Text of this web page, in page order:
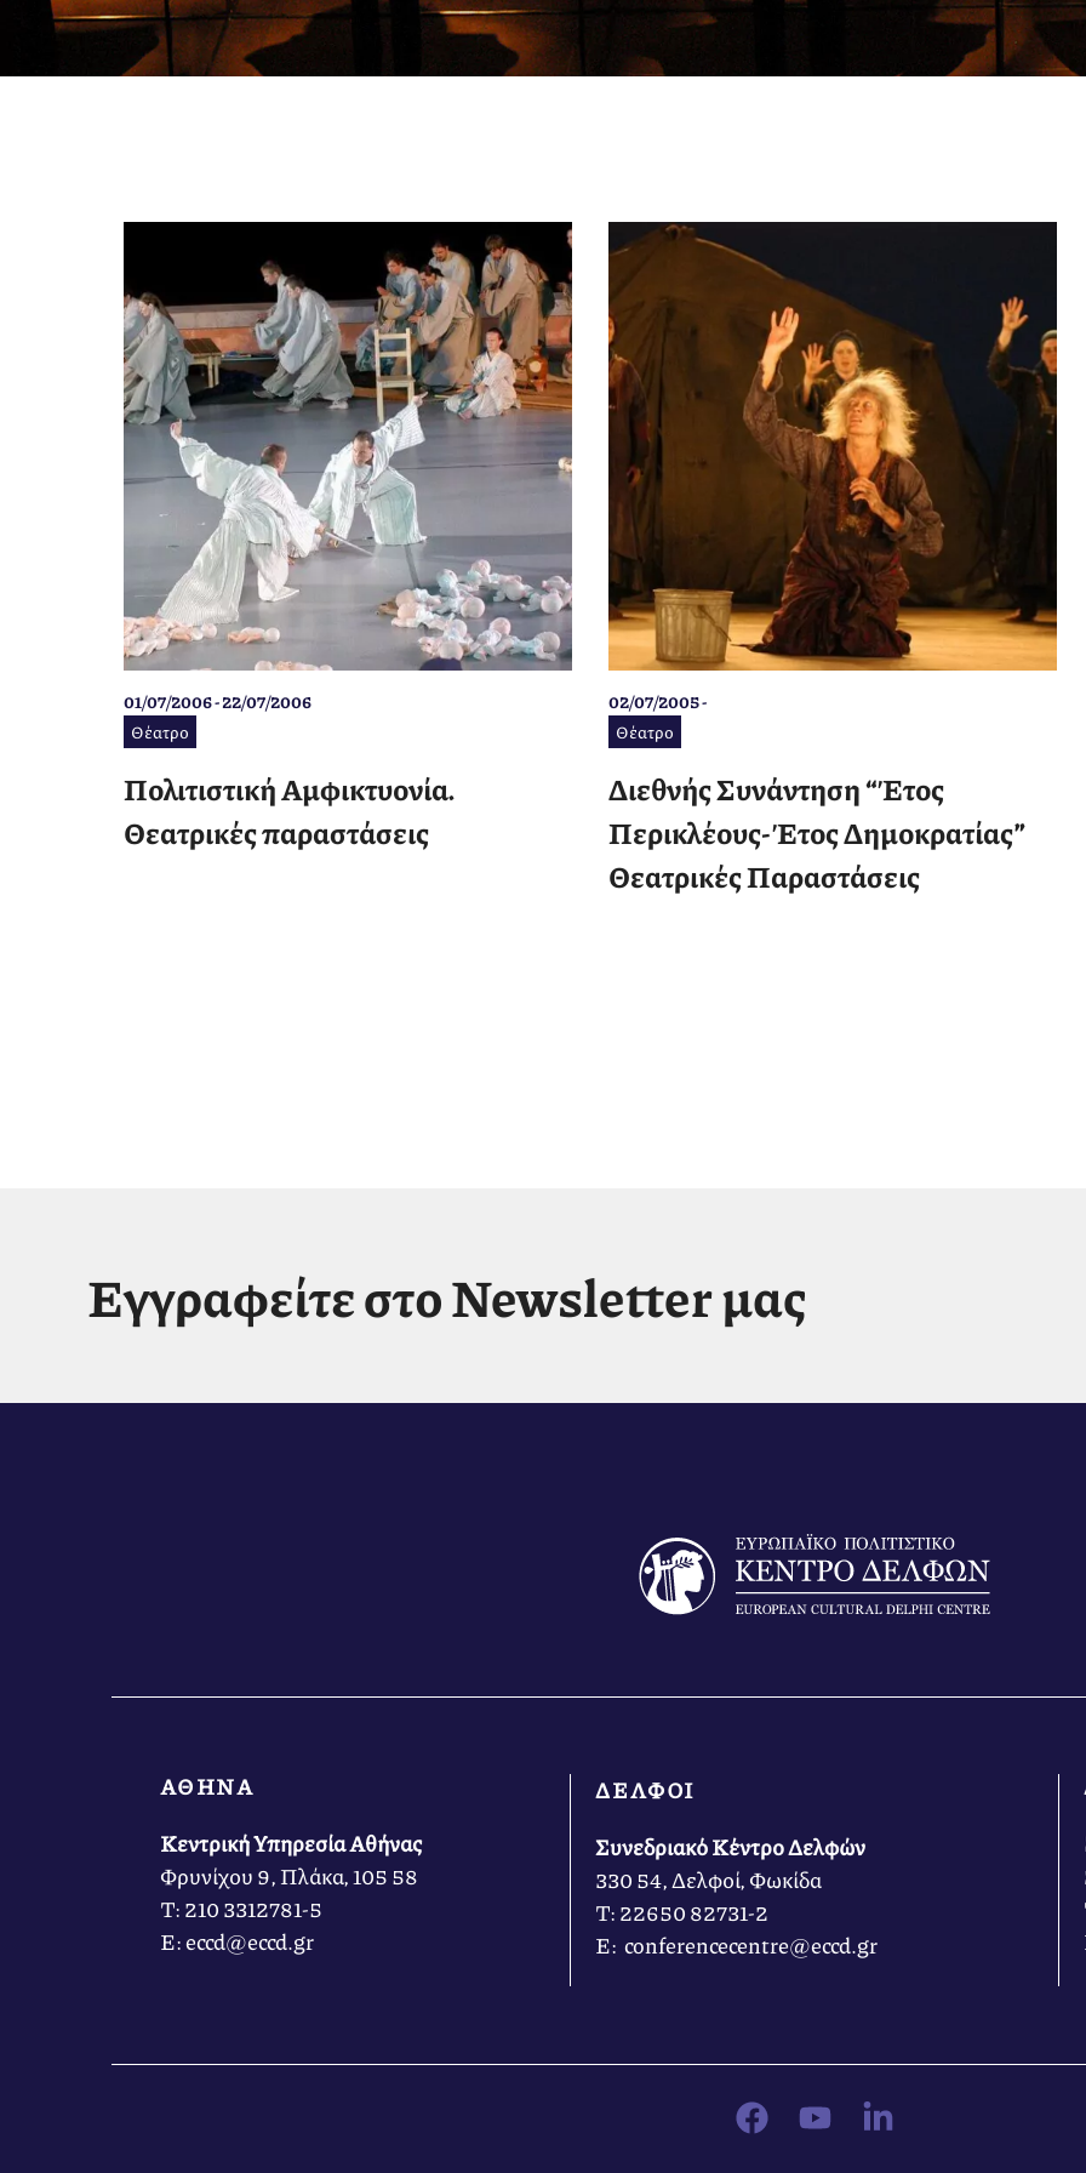
01/07/2006 - 22/07/2006
Θέατρο
Πολιτιστική Αμφικτυονία.
Θεατρικές παραστάσεις
02/07/2005 -
Θέατρο
Διεθνής Συνάντηση “Έτος
Περικλέους- Έτος Δημοκρατίας”
Θεατρικές Παραστάσεις
Εγγραφείτε στο Newsletter μας
ΑΘΗΝΑ
Κεντρική Υπηρεσία Αθήνας
Φρυνίχου 9, Πλάκα, 105 58
Τ: 210 3312781-5
Ε: eccd@eccd.gr
ΔΕΛΦΟΙ
Συνεδριακό Κέντρο Δελφών
330 54, Δελφοί, Φωκίδα
Τ: 22650 82731-2
Ε: conferencecentre@eccd.gr